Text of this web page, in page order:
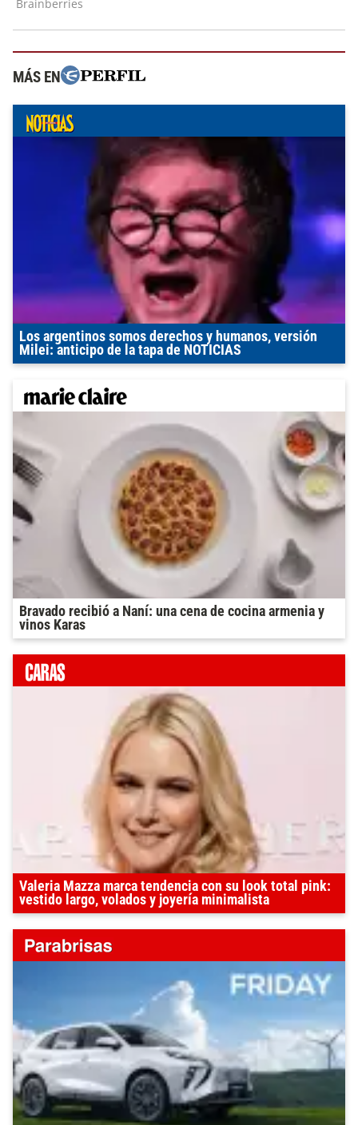
MÁS EN
Los argentinos somos derechos y humanos, versión
Milei: anticipo de la tapa de NOTICIAS
Bravado recibió a Naní: una cena de cocina armenia y
vinos Karas
Valeria Mazza marca tendencia con su look total pink:
vestido largo, volados y joyería minimalista